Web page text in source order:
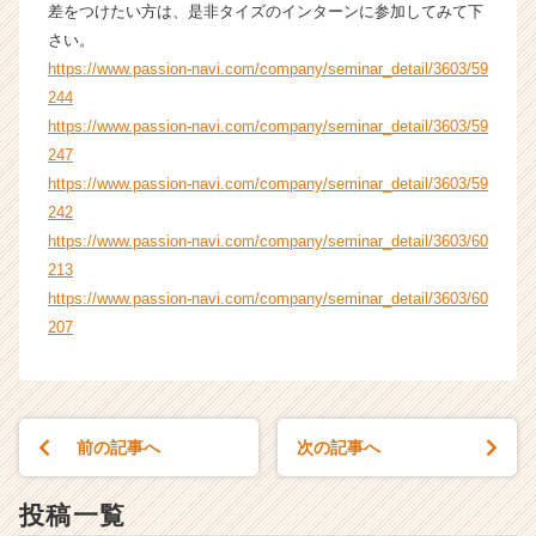
ト
リ
（C
e
C
e
差をつけたい方は、是非タイズのインターンに参加してみて下
さい。
https://www.passion-navi.com/company/seminar_detail/3603/59
244
https://www.passion-navi.com/company/seminar_detail/3603/59
247
https://www.passion-navi.com/company/seminar_detail/3603/59
242
https://www.passion-navi.com/company/seminar_detail/3603/60
213
https://www.passion-navi.com/company/seminar_detail/3603/60
207
前の記事へ 次の記事へ
投稿一覧